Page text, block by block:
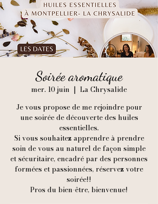
Soirée aromatique
mer. 10 juin
  |
La Chrysalide
Je vous propose de me rejoindre pour
une soirée de découverte des huiles
essentielles.
Si vous souhaitez apprendre à prendre
soin de vous au naturel de façon simple
et sécuritaire, encadré par des personnes
formées et passionnées, réservez votre
soirée!!
Pros du bien-être, bienvenue!